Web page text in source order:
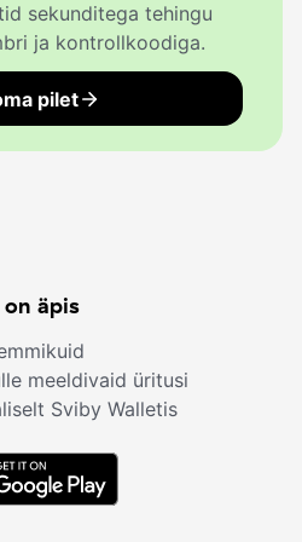
sekunditega tehingu
ja kontrollkoodiga.
pilet
on äpis
meeldivaid üritusi
Sviby Walletis